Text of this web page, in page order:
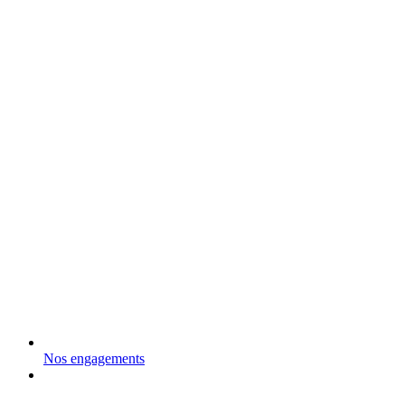
Nos engagements